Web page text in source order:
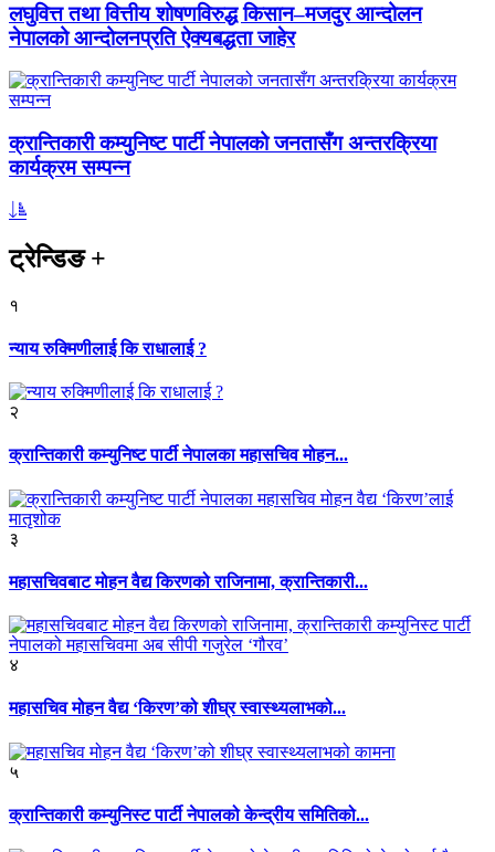
लघुवित्त तथा वित्तीय शोषणविरुद्ध किसान–मजदुर आन्दोलन
नेपालको आन्दोलनप्रति ऐक्यबद्धता जाहेर
क्रान्तिकारी कम्युनिष्ट पार्टी नेपालको जनतासँग अन्तरक्रिया
कार्यक्रम सम्पन्न
ट्रेन्डिङ+
१
न्याय रुक्मिणीलाई कि राधालाई ?
२
क्रान्तिकारी कम्युनिष्ट पार्टी नेपालका महासचिव मोहन...
३
महासचिवबाट मोहन वैद्य किरणको राजिनामा, क्रान्तिकारी...
४
महासचिव मोहन वैद्य ‘किरण’को शीघ्र स्वास्थ्यलाभको...
५
क्रान्तिकारी कम्युनिस्ट पार्टी नेपालको केन्द्रीय समितिको...